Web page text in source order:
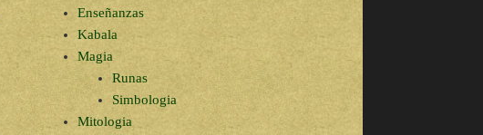
Enseñanzas
Kabala
Magia
Runas
Simbologia
Mitologia